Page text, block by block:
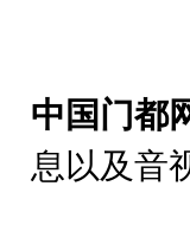
中国门都
息以及音